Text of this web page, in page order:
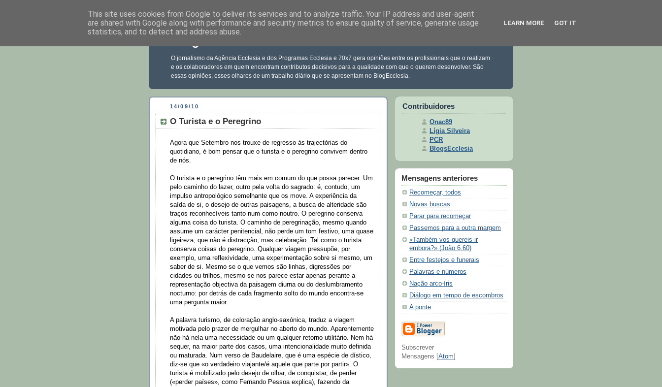
O jornalismo da Agência Ecclesia e dos Programas Ecclesia e 70x7 gera opiniões entre os profissionais que o realizam
e os colaboradores em quem encontram contributos decisivos para a qualidade com que o querem desenvolver. São
essas opiniões, esses olhares de um trabalho diário que se apresentam no BlogEcclesia.
14/09/10
O Turista e o Peregrino
Agora que Setembro nos trouxe de regresso às trajectórias do
quotidiano, é bom pensar que o turista e o peregrino convivem dentro
de nós.
O turista e o peregrino têm mais em comum do que possa parecer. Um
pelo caminho do lazer, outro pela volta do sagrado: é, contudo, um
impulso antropológico semelhante que os move. A experiência da
saída de si, o desejo de outras paisagens, a busca de alteridade são
traços reconhecíveis tanto num como noutro. O peregrino conserva
alguma coisa do turista. O caminho de peregrinação, mesmo quando
assume um carácter penitencial, não perde um tom festivo, uma quase
ligeireza, que não é distracção, mas celebração. Tal como o turista
conserva coisas do peregrino. Qualquer viagem pressupõe, por
exemplo, uma reflexividade, uma experimentação sobre si mesmo, um
saber de si. Mesmo se o que vemos são linhas, digressões por
cidades ou trilhos, mesmo se nos parece estar apenas perante a
representação objectiva da paisagem diurna ou do deslumbramento
nocturno: por detrás de cada fragmento solto do mundo encontra-se
uma pergunta maior.
A palavra turismo, de coloração anglo-saxónica, traduz a viagem
motivada pelo prazer de mergulhar no aberto do mundo. Aparentemente
não há nela uma necessidade ou um qualquer retorno utilitário. Nem há
sequer, na maior parte dos casos, uma intencionalidade muito definida
ou maturada. Num verso de Baudelaire, que é uma espécie de dístico,
diz-se que «o verdadeiro viajante/é aquele que parte por partir». O
turista é mobilizado pelo desejo de olhar, de conquistar, de perder
(«perder países», como Fernando Pessoa explica), fazendo da
Contribuidores
Onac89
Lígia Silveira
PCR
BlogsEcclesia
Mensagens anteriores
Recomeçar, todos
Novas buscas
Parar para recomeçar
Passemos para a outra margem
«Também vos quereis ir
embora?» (João 6,60)
Entre festejos e funerais
Palavras e números
Nação arco-íris
Diálogo em tempo de escombros
A ponte
Subscrever
Mensagens [Atom]
This site uses cookies from Google to deliver its services and to analyze traffic. Your IP address and user-agent
are shared with Google along with performance and security metrics to ensure quality of service, generate usage
statistics, and to detect and address abuse.
LEARN MORE GOT IT